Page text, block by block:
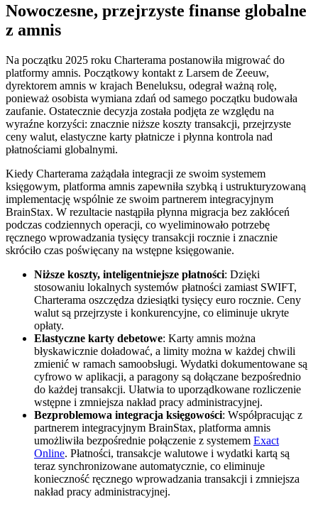
Nowoczesne, przejrzyste finanse globalne
z amnis
Na początku 2025 roku Charterama postanowiła migrować do
platformy amnis. Początkowy kontakt z Larsem de Zeeuw,
dyrektorem amnis w krajach Beneluksu, odegrał ważną rolę,
ponieważ osobista wymiana zdań od samego początku budowała
zaufanie. Ostatecznie decyzja została podjęta ze względu na
wyraźne korzyści: znacznie niższe koszty transakcji, przejrzyste
ceny walut, elastyczne karty płatnicze i płynna kontrola nad
płatnościami globalnymi.
Kiedy Charterama zażądała integracji ze swoim systemem
księgowym, platforma amnis zapewniła szybką i ustrukturyzowaną
implementację wspólnie ze swoim partnerem integracyjnym
BrainStax. W rezultacie nastąpiła płynna migracja bez zakłóceń
podczas codziennych operacji, co wyeliminowało potrzebę
ręcznego wprowadzania tysięcy transakcji rocznie i znacznie
skróciło czas poświęcany na wstępne księgowanie.
Niższe koszty, inteligentniejsze płatności: Dzięki
stosowaniu lokalnych systemów płatności zamiast SWIFT,
Charterama oszczędza dziesiątki tysięcy euro rocznie. Ceny
walut są przejrzyste i konkurencyjne, co eliminuje ukryte
opłaty.
Elastyczne karty debetowe: Karty amnis można
błyskawicznie doładować, a limity można w każdej chwili
zmienić w ramach samoobsługi. Wydatki dokumentowane są
cyfrowo w aplikacji, a paragony są dołączane bezpośrednio
do każdej transakcji. Ułatwia to uporządkowane rozliczenie
wstępne i zmniejsza nakład pracy administracyjnej.
Bezproblemowa integracja księgowości: Współpracując z
partnerem integracyjnym BrainStax, platforma amnis
umożliwiła bezpośrednie połączenie z systemem Exact
Online. Płatności, transakcje walutowe i wydatki kartą są
teraz synchronizowane automatycznie, co eliminuje
konieczność ręcznego wprowadzania transakcji i zmniejsza
nakład pracy administracyjnej.